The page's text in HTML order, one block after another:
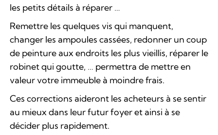
les petits détails à réparer …
Remettre les quelques vis qui manquent,
changer les ampoules cassées, redonner un coup
de peinture aux endroits les plus vieillis, réparer le
robinet qui goutte, … permettra de mettre en
valeur votre immeuble à moindre frais.
Ces corrections aideront les acheteurs à se sentir
au mieux dans leur futur foyer et ainsi à se
décider plus rapidement.